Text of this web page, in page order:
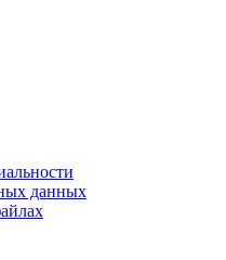
данных